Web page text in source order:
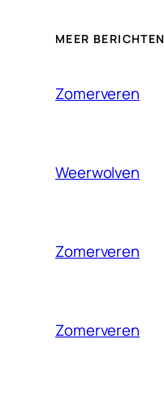
MEER BERICHTEN
Zomerveren
Weerwolven
Zomerveren
Zomerveren